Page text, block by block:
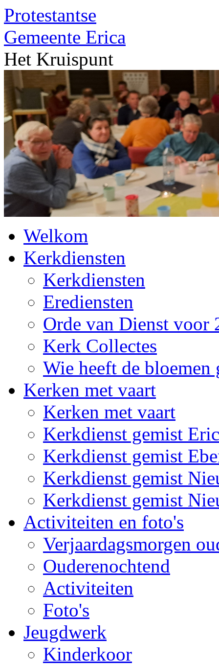
Protestantse
Gemeente Erica
Het Kruispunt
Welkom
Kerkdiensten
Kerkdiensten
Erediensten
Orde van Dienst voor
Kerk Collectes
Wie heeft de bloemen
Kerken met vaart
Kerken met vaart
Kerkdienst gemist
Kerkdienst gemist
Kerkdienst gemist
Kerkdienst gemist
Activiteiten en foto's
Verjaardagsmorgen
Ouderenochtend
Activiteiten
Foto's
Jeugdwerk
Kinderkoor